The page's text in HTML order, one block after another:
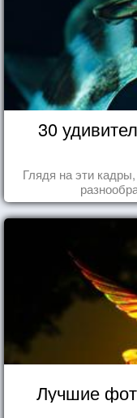
30
Глядя на эти
Лучшие